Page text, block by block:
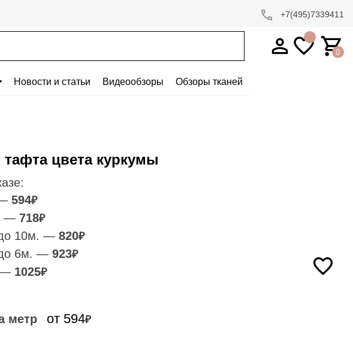
+7(495)7339411
0
Новости и статьи Видеообзоры Обзоры тканей
тафта цвета куркумы
594₽
— 718₽
10м. — 820₽
6м. — 923₽
— 1025₽
метр от 594₽